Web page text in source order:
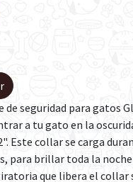
seguridad para gatos
a tu gato en la
Este collar se carga
para brillar toda la
que libera el collar